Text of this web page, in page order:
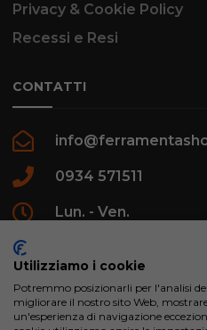
Privacy & Cookie Policy
Recessi e Resi
CONTATTI
0934 571511
Lun. - Ven.
Utilizziamo i cookie
Potremmo posizionarli per l'analisi
migliorare il nostro sito Web,
un'esperienza di navigazione